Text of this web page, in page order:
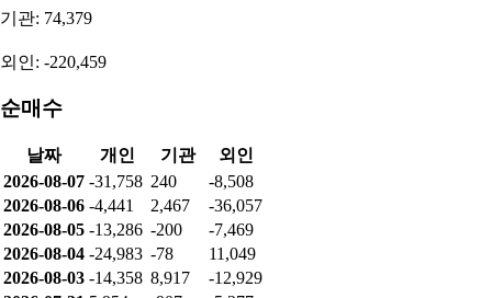
기관: 74,379
외인: -220,459
순매수
날짜 개인 기관
외인
2026-08-07 -31,758 240
-8,508
2026-08-06 -4,441 2,467
-36,057
2026-08-05 -13,286 -200
-7,469
2026-08-04 -24,983 -78
11,049
2026-08-03 -14,358 8,917
-12,929